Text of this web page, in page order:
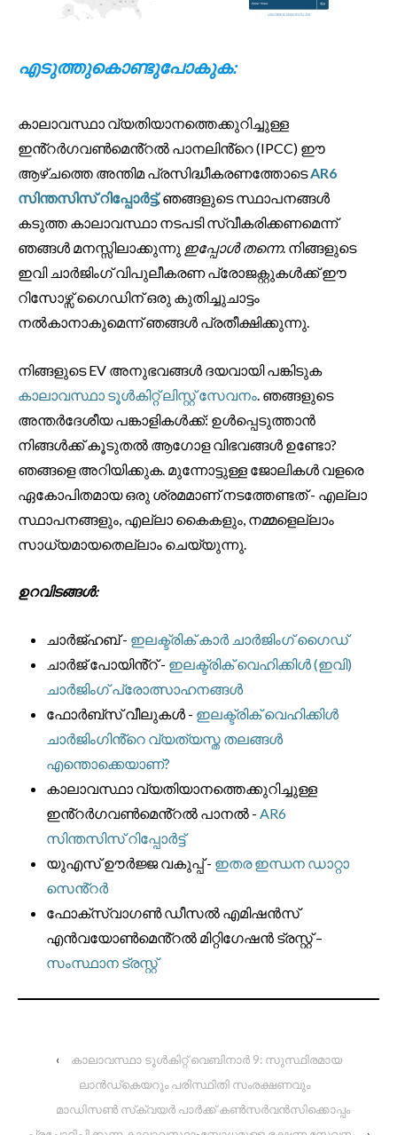
എടുത്തുകൊണ്ടുപോകുക:
കാലാവസ്ഥാ വ്യതിയാനത്തെക്കുറിച്ചുള്ള
ഇൻ്റർഗവൺമെൻ്റൽ പാനലിൻ്റെ (IPCC) ഈ
ആഴ്‌ചത്തെ അന്തിമ പ്രസിദ്ധീകരണത്തോടെAR6
സിന്തസിസ് റിപ്പോർട്ട്, ഞങ്ങളുടെ സ്ഥാപനങ്ങൾ
കടുത്ത കാലാവസ്ഥാ നടപടി സ്വീകരിക്കണമെന്ന്
ഞങ്ങൾ മനസ്സിലാക്കുന്നു ഇപ്പോൾ തന്നെ. നിങ്ങളുടെ
ഇവി ചാർജിംഗ് വിപുലീകരണ പ്രോജക്റ്റുകൾക്ക് ഈ
റിസോഴ്സ് ഗൈഡിന് ഒരു കുതിച്ചുചാട്ടം
നൽകാനാകുമെന്ന് ഞങ്ങൾ പ്രതീക്ഷിക്കുന്നു.
നിങ്ങളുടെ EV അനുഭവങ്ങൾ ദയവായി പങ്കിടുക
കാലാവസ്ഥാ ടൂൾകിറ്റ് ലിസ്റ്റ് സേവനം. ഞങ്ങളുടെ
അന്തർദേശീയ പങ്കാളികൾക്ക്: ഉൾപ്പെടുത്താൻ
നിങ്ങൾക്ക് കൂടുതൽ ആഗോള വിഭവങ്ങൾ ഉണ്ടോ?
ഞങ്ങളെ അറിയിക്കുക. മുന്നോട്ടുള്ള ജോലികൾ വളരെ
ഏകോപിതമായ ഒരു ശ്രമമാണ് നടത്തേണ്ടത് - എല്ലാ
സ്ഥാപനങ്ങളും, എല്ലാ കൈകളും, നമ്മളെല്ലാം
സാധ്യമായതെല്ലാം ചെയ്യുന്നു.
ഉറവിടങ്ങൾ:
ചാർജ്ഹബ് - ഇലക്ട്രിക് കാർ ചാർജിംഗ് ഗൈഡ്
ചാർജ് പോയിൻ്റ് - ഇലക്ട്രിക് വെഹിക്കിൾ (ഇവി)
ചാർജിംഗ് പ്രോത്സാഹനങ്ങൾ
ഫോർബ്സ് വീലുകൾ - ഇലക്ട്രിക് വെഹിക്കിൾ
ചാർജിംഗിൻ്റെ വ്യത്യസ്ത തലങ്ങൾ
എന്തൊക്കെയാണ്?
കാലാവസ്ഥാ വ്യതിയാനത്തെക്കുറിച്ചുള്ള
ഇൻ്റർഗവൺമെൻ്റൽ പാനൽ - AR6
സിന്തസിസ് റിപ്പോർട്ട്
യുഎസ് ഊർജ്ജ വകുപ്പ് - ഇതര ഇന്ധന ഡാറ്റാ
സെൻ്റർ
ഫോക്‌സ്‌വാഗൺ ഡീസൽ എമിഷൻസ്
എൻവയോൺമെൻ്റൽ മിറ്റിഗേഷൻ ട്രസ്റ്റ് –
സംസ്ഥാന ട്രസ്റ്റ്
‹
കാലാവസ്ഥാ ടൂൾകിറ്റ് വെബിനാർ 9: സുസ്ഥിരമായ
ലാൻഡ്‌കെയറും പരിസ്ഥിതി സംരക്ഷണവും
മാഡിസൺ സ്‌ക്വയർ പാർക്ക് കൺസർവൻസിക്കൊപ്പം